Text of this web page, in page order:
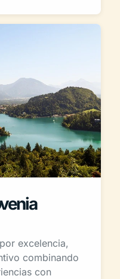
excelencia,
combinando
con